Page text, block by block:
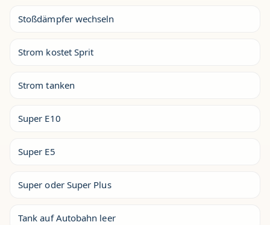
Stoßdämpfer wechseln
Strom kostet Sprit
Strom tanken
Super E10
Super E5
Super oder Super Plus
Tank auf Autobahn leer